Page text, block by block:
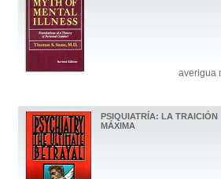
averigua
PSIQUIATRÍA: LA TRAICIÓN
MÁXIMA